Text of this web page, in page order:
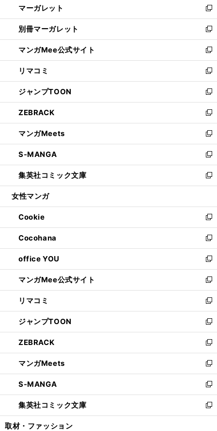
く
で
開
く
ド
ウ
で
開
く
い
ウ
ィ
ン
ド
ウ
で
開
く
マーガレット
新
し
い
ウ
ィ
ン
ド
ウ
で
開
く
別冊マーガレット
新
し
い
ウ
ィ
ン
ド
ウ
で
開
く
マンガMee公式サイト
新
し
い
ウ
ィ
ン
ド
ウ
で
開
く
リマコミ
新
し
い
ウ
ィ
ン
ド
ウ
で
開
く
ジャンプTOON
新
し
い
ウ
ィ
ン
ド
ウ
で
開
ZEBRACK
新
し
い
ウ
ィ
ン
ド
ウ
開
く
マンガMeets
新
し
い
ウ
ィ
ン
ウ
で
開
く
S-MANGA
新
し
い
ウ
ン
ド
ウ
で
開
く
集英社コミック文庫
新
し
ウ
ィ
ン
ド
ウ
で
開
く
女性マンガ
Cookie
新
し
い
ウ
ィ
ン
ド
ウ
で
開
く
Cocohana
新
し
い
ウ
ィ
ン
ド
ウ
で
開
く
office YOU
新
し
い
ウ
ィ
ン
ド
ウ
で
開
く
マンガMee公式サイト
新
し
い
ウ
ィ
ン
ド
ウ
で
開
く
リマコミ
新
し
い
ウ
ィ
ン
ド
ウ
で
開
く
ジャンプTOON
新
し
い
ウ
ィ
ン
ド
ウ
で
開
ZEBRACK
新
し
い
ウ
ィ
ン
ド
ウ
マンガMeets
新
し
い
ウ
ィ
ン
S-MANGA
新
し
い
ウ
集英社コミック文庫
新
し
取材・ファッション